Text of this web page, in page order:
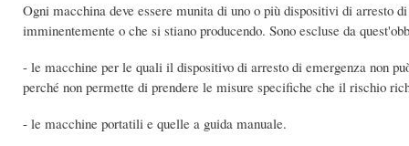
Ogni macchina deve essere munita di uno o più dispositivi di arresto
imminentemente o che si stiano producendo. Sono escluse da
- le macchine per le quali il dispositivo di arresto di emergenza non
perché non permette di prendere le misure specifiche che il rischio
- le macchine portatili e quelle a guida manuale.